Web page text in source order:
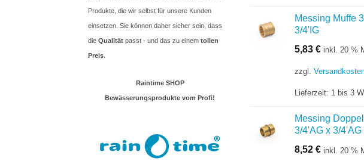
Produkte, die wir selbst für unsere Kunden
einsetzen. Sie können daher sicher sein, dass
die Qualität passt - und das zu einem tollen
Preis
Raintime SHOP
Bewässerungsprodukte vom Profi!
Messing Muffe
3/4'IG
5,83 € inkl. 20 %
zzgl.
Lieferzeit: 1 bis 3
Messing
3/4'AG x 3/4'AG
8,52 € inkl. 20 %